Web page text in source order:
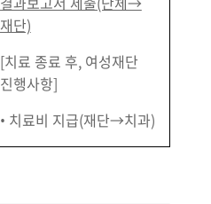
재단)
[치료 종료 후, 여성재단
진행사항]
• 치료비 지급(재단→치과)